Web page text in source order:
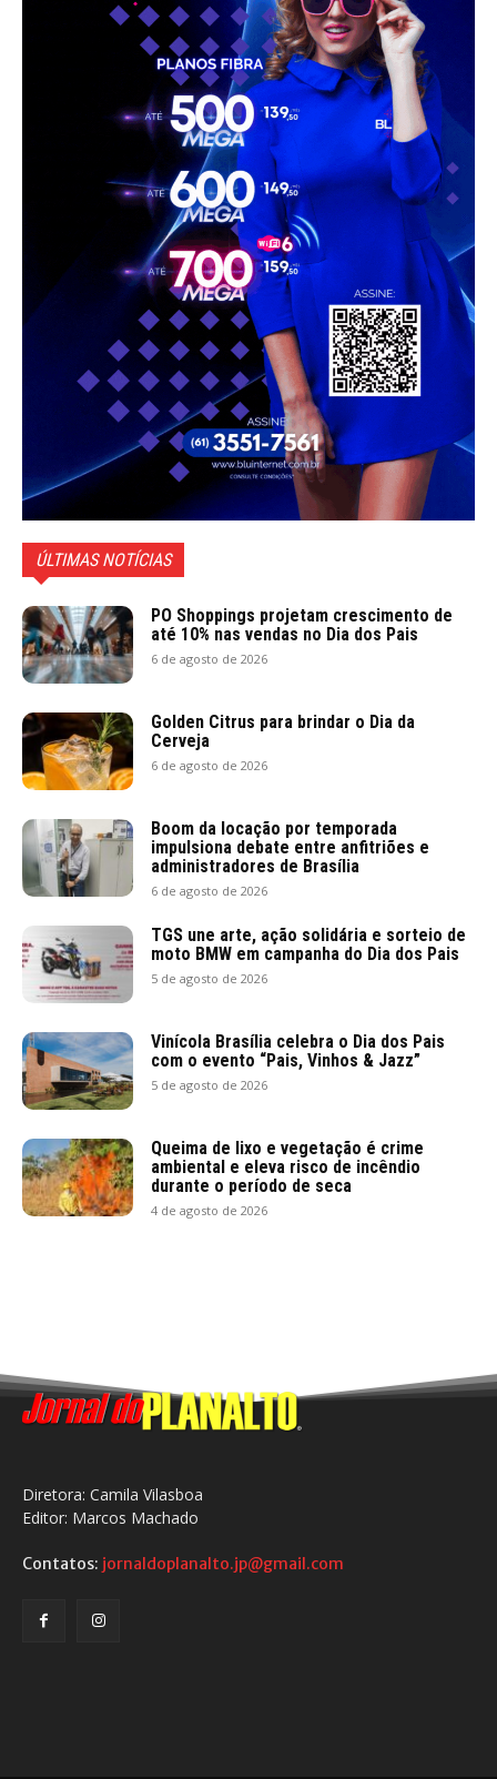
ÚLTIMAS NOTÍCIAS
PO Shoppings projetam crescimento de
até 10% nas vendas no Dia dos Pais
6 de agosto de 2026
Golden Citrus para brindar o Dia da
Cerveja
6 de agosto de 2026
Boom da locação por temporada
impulsiona debate entre anfitriões e
administradores de Brasília
6 de agosto de 2026
TGS une arte, ação solidária e sorteio de
moto BMW em campanha do Dia dos Pais
5 de agosto de 2026
Vinícola Brasília celebra o Dia dos Pais
com o evento “Pais, Vinhos & Jazz”
5 de agosto de 2026
Queima de lixo e vegetação é crime
ambiental e eleva risco de incêndio
durante o período de seca
4 de agosto de 2026
Diretora: Camila Vilasboa
Editor: Marcos Machado
Contatos: jornaldoplanalto.jp@gmail.com